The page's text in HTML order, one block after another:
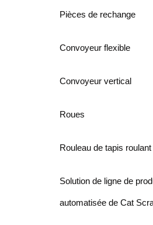
Pièces de rechange
Convoyeur flexible
Convoyeur vertical
Roues
Rouleau de tapis roulant
Solution de ligne de
automatisée de Cat